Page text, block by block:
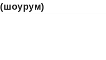
(шоурум)